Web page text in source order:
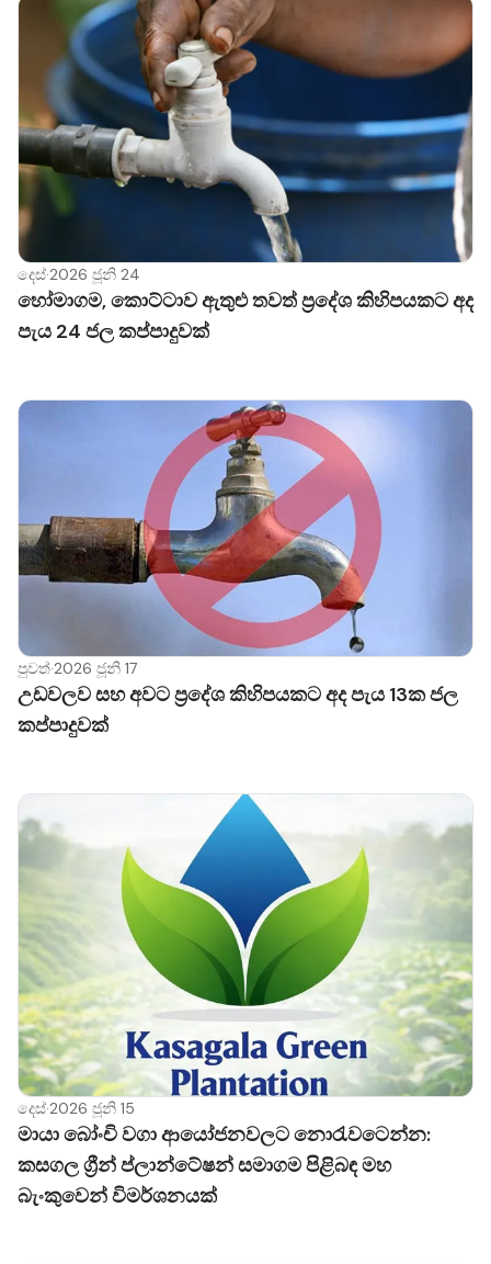
දෙස්·2026 ජූනි 24
හෝමාගම, කොට්ටාව ඇතුළු තවත් ප්‍රදේශ කිහිපයකට අද
පැය 24 ජල කප්පාදුවක්
පුවත්·2026 ජූනි 17
උඩවලව සහ අවට ප්‍රදේශ කිහිපයකට අද පැය 13ක ජල
කප්පාදුවක්
දෙස්·2026 ජූනි 15
මායා බෝංචි වගා ආයෝජනවලට නොරැවටෙන්න:
කසගල ග්‍රීන් ප්ලාන්ටේෂන් සමාගම පිළිබඳ මහ
බැංකුවෙන් විමර්ශනයක්